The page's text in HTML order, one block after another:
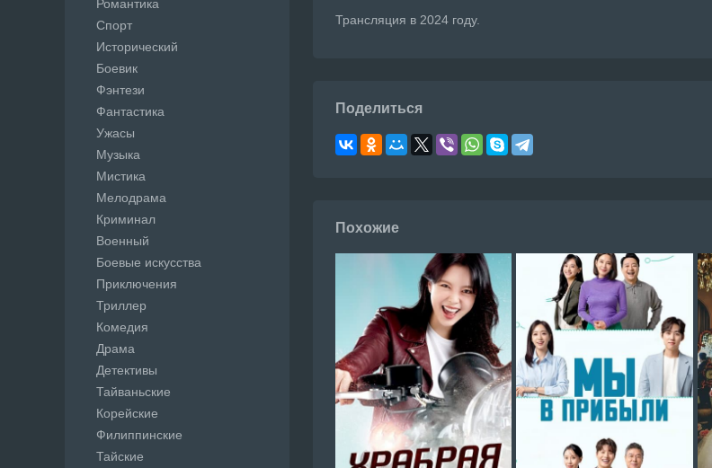
Трансляция в 2024 году.
Поделиться
Похожие
Романтика
Спорт
Исторический
Боевик
Фэнтези
Фантастика
Ужасы
Музыка
Мистика
Мелодрама
Криминал
Военный
Боевые искусства
Приключения
Триллер
Комедия
Драма
Детективы
Тайваньские
Корейские
Филиппинские
Тайские